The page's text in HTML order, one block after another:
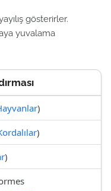
gösterirler.
yuvalama
)
)
)